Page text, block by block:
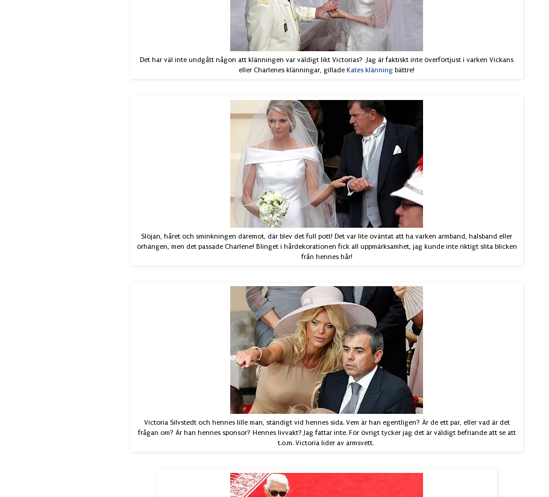
Det har väl inte undgått någon att klänningen var väldigt likt Victorias? Jag är faktiskt inte överförtjust i varken Vickans
eller Charlenes klänningar, gillade Kates klänning bättre!
Slöjan, håret och sminkningen däremot, där blev det full pott! Det var lite oväntat att ha varken armband, halsband eller
örhängen, men det passade Charlene! Blinget i hårdekorationen fick all uppmärksamhet, jag kunde inte riktigt slita blicken
från hennes hår!
Victoria Silvstedt och hennes lille man, ständigt vid hennes sida. Vem är han egentligen? Är de ett par, eller vad är det
frågan om? Är han hennes sponsor? Hennes livvakt? Jag fattar inte. För övrigt tycker jag det är väldigt befriande att se att
t.o.m. Victoria lider av armsvett.